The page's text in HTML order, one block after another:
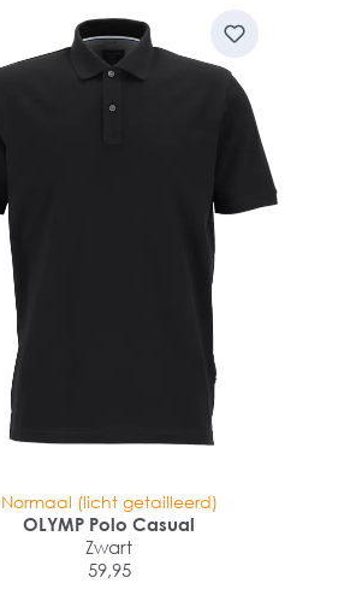
Normaal (licht getailleerd)
OLYMP Polo Casual
Zwart
59,95